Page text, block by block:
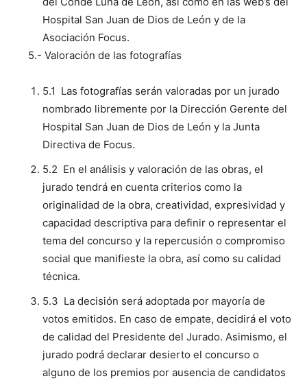
Hospital San Juan de Dios de León y de la
Asociación Focus.
5.- Valoración de las fotografías
5.1 Las fotografías serán valoradas por un jurado
nombrado libremente por la Dirección Gerente del
Hospital San Juan de Dios de León y la Junta
Directiva de Focus.
5.2 En el análisis y valoración de las obras, el
jurado tendrá en cuenta criterios como la
originalidad de la obra, creatividad, expresividad y
capacidad descriptiva para definir o representar el
tema del concurso y la repercusión o compromiso
social que manifieste la obra, así como su calidad
técnica.
5.3 La decisión será adoptada por mayoría de
votos emitidos. En caso de empate, decidirá el voto
de calidad del Presidente del Jurado. Asimismo, el
jurado podrá declarar desierto el concurso o
alguno de los premios por ausencia de candidatos